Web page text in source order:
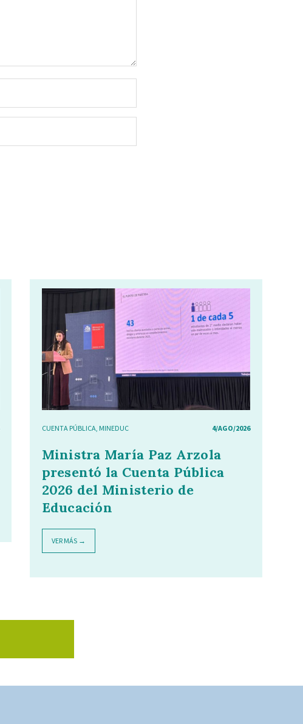
CUENTA PÚBLICA, MINEDUC 4/AGO/2026
Ministra María Paz Arzola
presentó la Cuenta Pública
2026 del Ministerio de
Educación
VER MÁS →